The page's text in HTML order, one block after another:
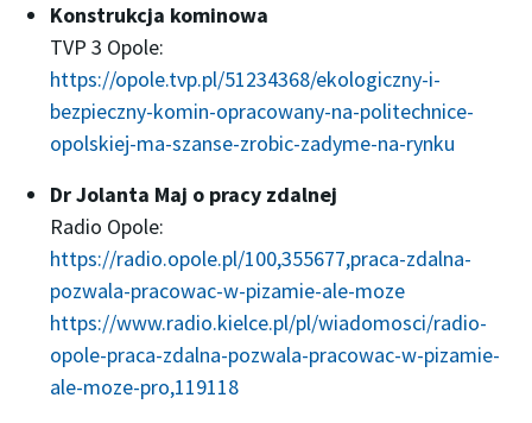
Konstrukcja kominowa
TVP 3 Opole:
https://opole.tvp.pl/51234368/ekologiczny-i-
bezpieczny-komin-opracowany-na-politechnice-
opolskiej-ma-szanse-zrobic-zadyme-na-rynku
Dr Jolanta Maj o pracy zdalnej
Radio Opole:
https://radio.opole.pl/100,355677,praca-zdalna-
pozwala-pracowac-w-pizamie-ale-moze
https://www.radio.kielce.pl/pl/wiadomosci/radio-
opole-praca-zdalna-pozwala-pracowac-w-pizamie-
ale-moze-pro,119118